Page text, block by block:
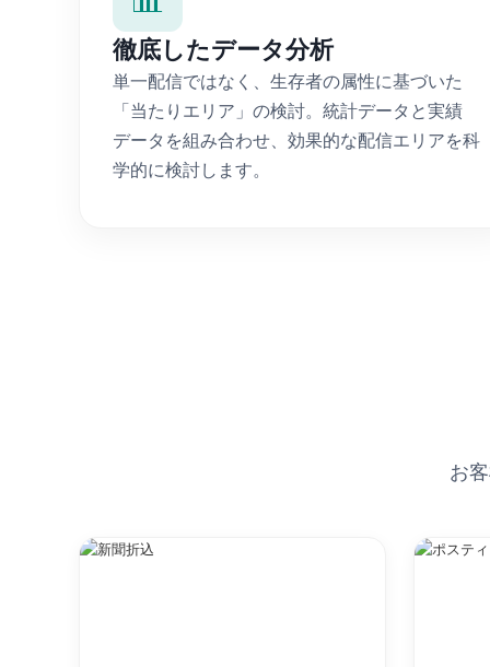
徹底したデータ分析
単一配信ではなく、生存者の属性に基づいた
「当たりエリア」の検討。統計データと実績
データを組み合わせ、効果的な配信エリアを科
学的に検討します。
お